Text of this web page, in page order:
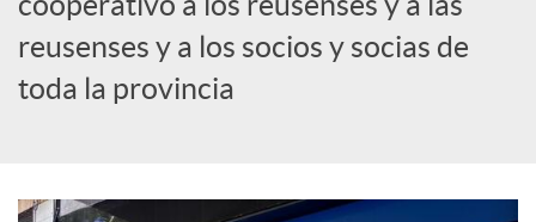
c
i
a
reusenses y a los socios y socias de
toda la provincia